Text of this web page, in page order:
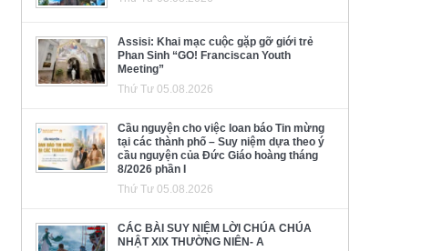
Assisi: Khai mạc cuộc gặp gỡ giới trẻ
Phan Sinh “GO! Franciscan Youth
Meeting”
Thứ Tư 05.08.2026
Cầu nguyện cho việc loan báo Tin mừng
tại các thành phố – Suy niệm dựa theo ý
cầu nguyện của Đức Giáo hoàng tháng
8/2026 phần I
Thứ Tư 05.08.2026
CÁC BÀI SUY NIỆM LỜI CHÚA CHÚA
NHẬT XIX THƯỜNG NIÊN- A